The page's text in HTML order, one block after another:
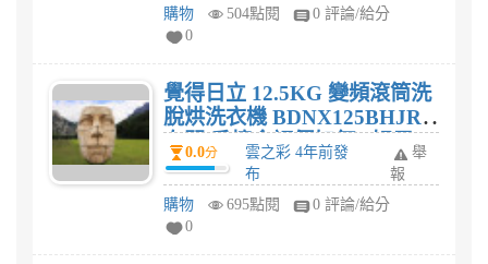
購物
504點閱
0 評論/給分
0
覺得日立 12.5KG 變頻滾筒洗
脫烘洗衣機 BDNX125BHJR
右開 香檳金評價如何? 好用
嗎?
0.0分
雲之彩 4年前發
布
舉
報
購物
695點閱
0 評論/給分
0